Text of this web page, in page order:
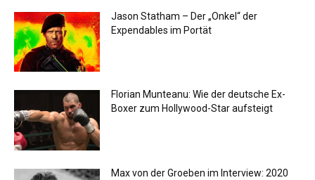
Jason Statham – Der „Onkel“ der
Expendables im Portät
Florian Munteanu: Wie der deutsche Ex-
Boxer zum Hollywood-Star aufsteigt
Max von der Groeben im Interview: 2020